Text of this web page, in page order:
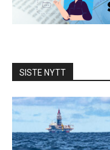
SISTE NYTT